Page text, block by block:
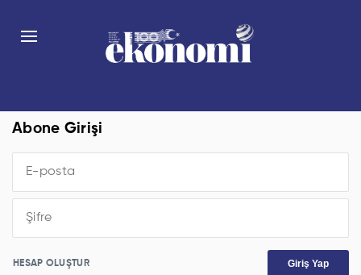
Abone Girişi
HESAP OLUŞTUR Giriş Yap